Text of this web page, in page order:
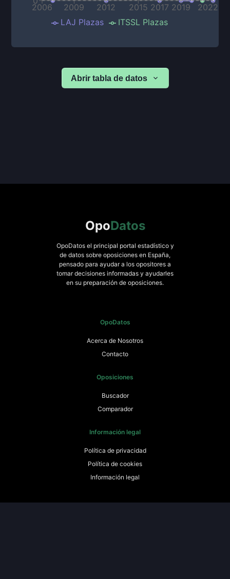
2006 2009 2012 2015 2017 2019 2022
LAJ Plazas ITSSL Plazas
Abrir tabla de datos
OpoDatos
OpoDatos el principal portal estadístico y
de datos sobre oposiciones en España,
pensado para ayudar a los opositores a
tomar decisiones informadas y ayudarles
en su preparación de oposiciones.
OpoDatos
Acerca de Nosotros
Contacto
Oposiciones
Buscador
Comparador
Información legal
Política de privacidad
Política de cookies
Información legal